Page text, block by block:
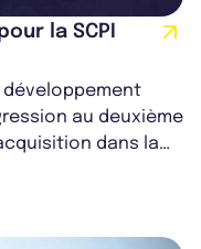
la SCPI
développement
au deuxième
dans la